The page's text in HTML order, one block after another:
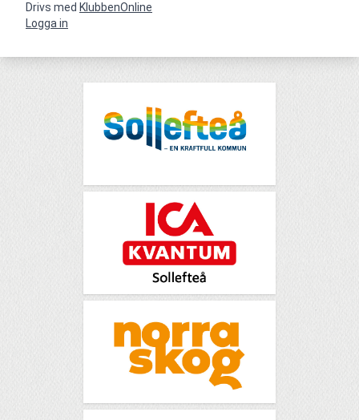
Drivs med KlubbenOnline
Logga in